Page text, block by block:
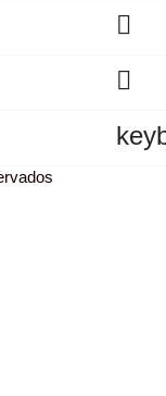

